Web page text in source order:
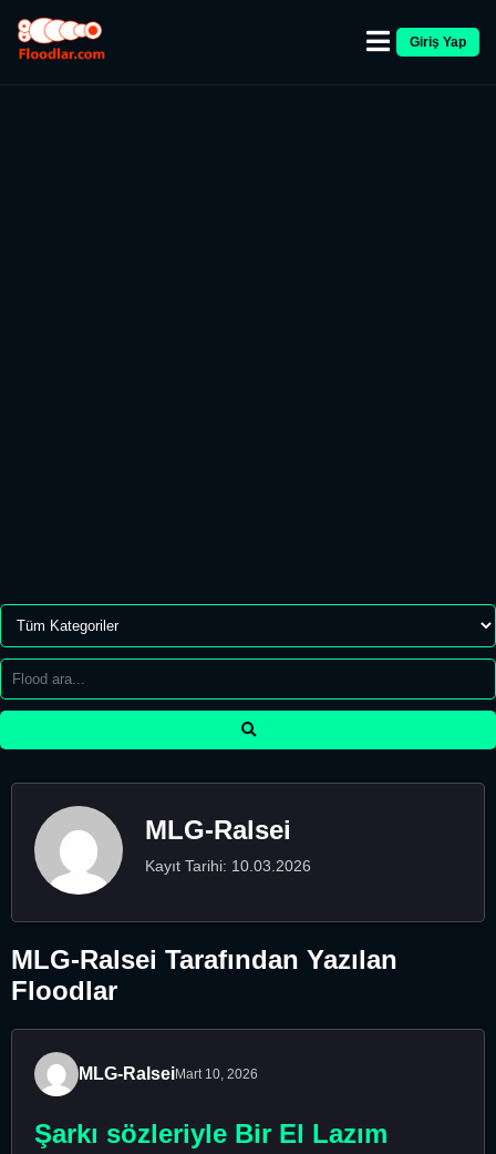
Giriş Yap
MLG-Ralsei
Kayıt Tarihi: 10.03.2026
MLG-Ralsei Tarafından Yazılan
Floodlar
MLG-RalseiMart 10, 2026
Şarkı sözleriyle Bir El Lazım